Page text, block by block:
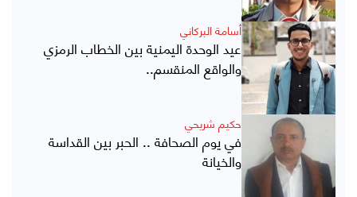
أسامة البركاني
عيد الوحدة اليمنية بين الخطاب الرمزي
والواقع المنقسم..
حكيم شريحي
في يوم الصحافة .. الحبر بين القداسة
والخيانة